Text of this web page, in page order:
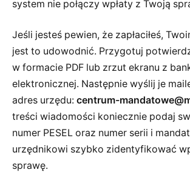
system nie połączy wpłaty z Twoją
Jeśli jesteś pewien, że zapłaciłeś,
jest to udowodnić. Przygotuj
w formacie PDF lub zrzut ekranu z
elektronicznej. Następnie wyślij je
adres urzędu: centrum-
treści wiadomości koniecznie podaj
numer PESEL oraz numer serii i
urzędnikowi szybko zidentyfikować
sprawę.